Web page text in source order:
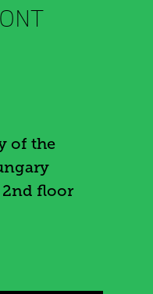
of the
2nd floor